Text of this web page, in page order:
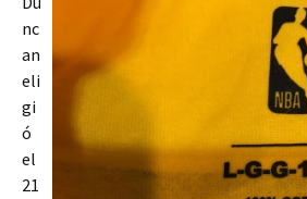
nc
an
eli
gi
ó
el
21